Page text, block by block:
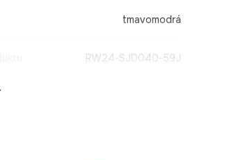
tmavomodrá
RW24-SJD040-59J